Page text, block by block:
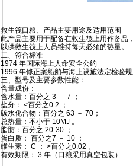
救生筏口粮、产品主要用途及适用范围
此产品主要用于配备在救生筏上用作备品
以供救生筏上人员维持每天必须的热量。
二、符合标准
1974 年国际海上人命安全公约
1996 年修正案船舶与海上设施法定检验
三、型号及主要参数性能：
含量成份：
含水量：百分之 3 － 7 ；
盐分： <百分之0.2 ；
碳水化合物：百分之 63 － 70；
总热量：不小于 10MJ 。
脂肪：百分之 20-30 ；
蛋白质： 百分之7 － 10 ；
维生素： C ： >百分之0.02 。
有效期限： 3 年（口粮采用真空包装）